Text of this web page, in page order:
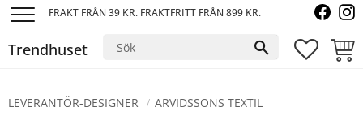
FRAKT FRÅN 39 KR. FRAKTFRITT FRÅN 899 KR.
Trendhuset
LEVERANTÖR-DESIGNER ARVIDSSONS TEXTIL